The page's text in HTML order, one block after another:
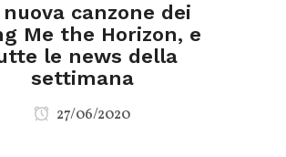
nuova canzone dei
Me the Horizon, e
le news della
settimana
27/06/2020